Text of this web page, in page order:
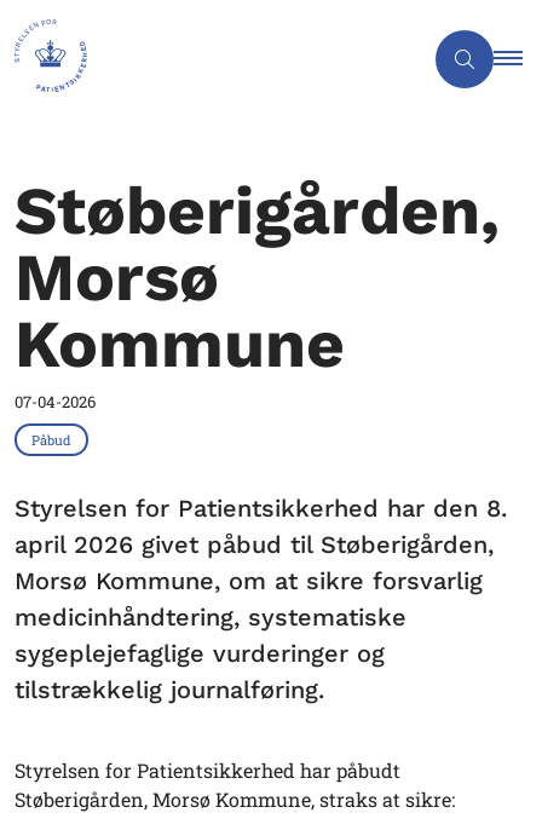
Støberigården,
Morsø
Kommune
07-04-2026
Påbud
Styrelsen for Patientsikkerhed har den 8.
april 2026 givet påbud til Støberigården,
Morsø Kommune, om at sikre forsvarlig
medicinhåndtering, systematiske
sygeplejefaglige vurderinger og
tilstrækkelig journalføring.
Styrelsen for Patientsikkerhed har påbudt
Støberigården, Morsø Kommune, straks at sikre: